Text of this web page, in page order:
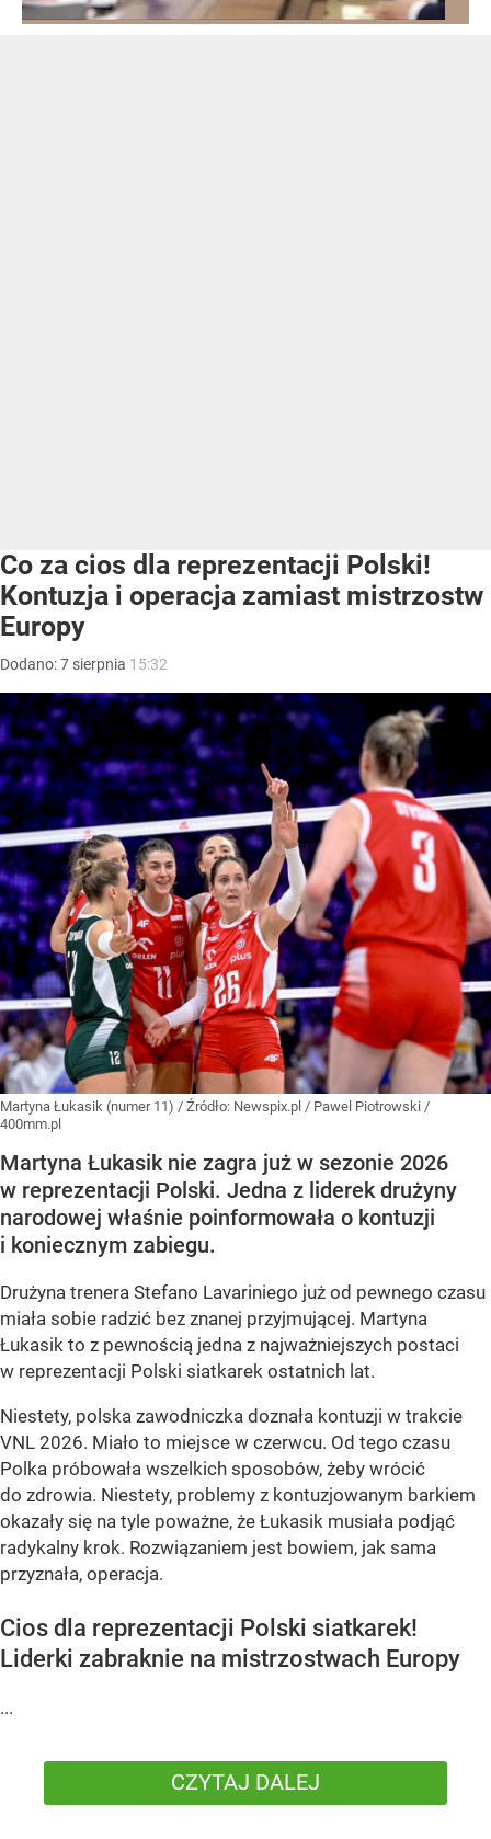
Co za cios dla reprezentacji Polski!
Kontuzja i operacja zamiast mistrzostw
Europy
Dodano:7 sierpnia 15:32
Martyna Łukasik (numer 11) / Źródło: Newspix.pl / Pawel Piotrowski /
400mm.pl
Martyna Łukasik nie zagra już w sezonie 2026
w reprezentacji Polski. Jedna z liderek drużyny
narodowej właśnie poinformowała o kontuzji
i koniecznym zabiegu.
Drużyna trenera Stefano Lavariniego już od pewnego czasu
miała sobie radzić bez znanej przyjmującej. Martyna
Łukasik to z pewnością jedna z najważniejszych postaci
w reprezentacji Polski siatkarek ostatnich lat.
Niestety, polska zawodniczka doznała kontuzji w trakcie
VNL 2026. Miało to miejsce w czerwcu. Od tego czasu
Polka próbowała wszelkich sposobów, żeby wrócić
do zdrowia. Niestety, problemy z kontuzjowanym barkiem
okazały się na tyle poważne, że Łukasik musiała podjąć
radykalny krok. Rozwiązaniem jest bowiem, jak sama
przyznała, operacja.
Cios dla reprezentacji Polski siatkarek!
Liderki zabraknie na mistrzostwach Europy
...
CZYTAJ DALEJ